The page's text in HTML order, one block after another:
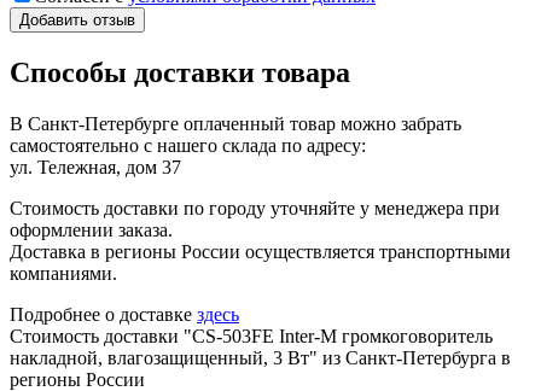
Добавить отзыв
Способы доставки товара
В Санкт-Петербурге оплаченный товар можно забрать
самостоятельно с нашего склада по адресу:
ул. Тележная, дом 37
Стоимость доставки по городу уточняйте у менеджера при
оформлении заказа.
Доставка в регионы России осуществляется транспортными
компаниями.
Подробнее о доставке здесь
Стоимость доставки "CS-503FE Inter-M громкоговоритель
накладной, влагозащищенный, 3 Вт" из Санкт-Петербурга в
регионы России